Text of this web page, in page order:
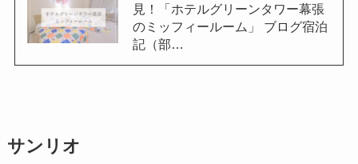
見！「ホテルグリーンタワー幕張
のミッフィールーム」 ブログ宿泊
記（部…
サンリオ